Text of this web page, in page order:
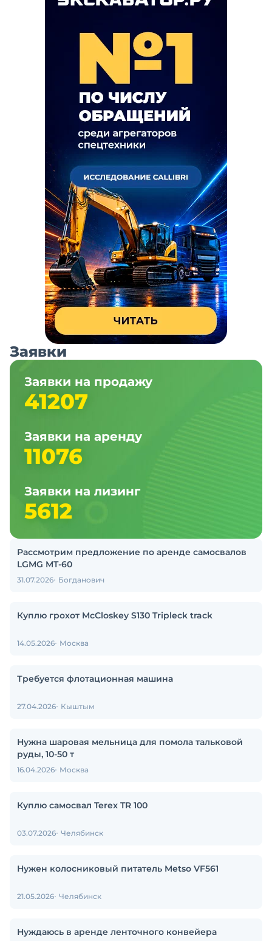
Заявки
Заявки на продажу
41207
Заявки на аренду
11076
Заявки на лизинг
5612
Рассмотрим предложение по аренде самосвалов
LGMG MT-60
31.07.2026 Богданович
Куплю грохот McCloskey S130 Tripleck track
14.05.2026 Москва
Требуется флотационная машина
27.04.2026 Кыштым
Нужна шаровая мельница для помола тальковой
руды, 10-50 т
16.04.2026 Москва
Куплю самосвал Terex TR 100
03.07.2026 Челябинск
Нужен колосниковый питатель Metso VF561
21.05.2026 Челябинск
Нуждаюсь в аренде ленточного конвейера